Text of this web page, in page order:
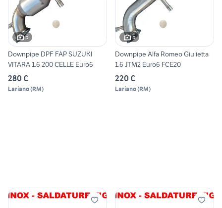
5
Downpipe DPF FAP SUZUKI
VITARA 1.6 200 CELLE Euro6
280 €
Lariano(RM)
5
Downpipe Alfa Romeo Giulietta
1.6 JTM2 Euro6 FCE20
220 €
Lariano(RM)